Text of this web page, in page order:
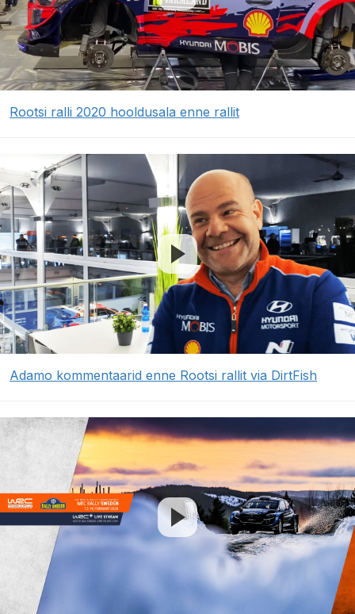
Rootsi ralli 2020 hooldusala enne rallit
Adamo kommentaarid enne Rootsi rallit via DirtFish